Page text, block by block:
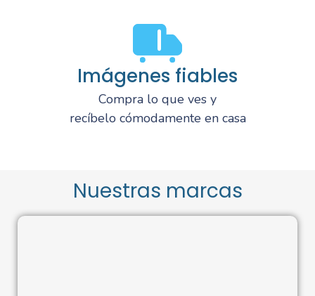
Imágenes fiables
Compra lo que ves y
recíbelo cómodamente en casa
Nuestras marcas